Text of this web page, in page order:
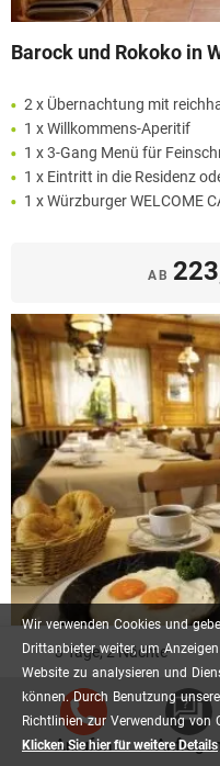
Wir verwenden Cookies und
Drittanbieter weiter, um Anzeigen
Website zu analysieren und
können. Durch Benutzung
Richtlinien zur Verwendung von
Klicken Sie hier für weitere Details
3 Tage, 2 Nächte
Anrufen Anfragen
Barock und Rokoko in
2 x Übernachtung mit
1 x Willkommens-Aperitif
1 x 3-Gang Menü für
1 x Eintritt in die Residenz
1 x Würzburger WELCOME
AB
Burgen -
Frankenland
2 x Übernachtung in der
2 x Verwöhnfrühstücksbuffet